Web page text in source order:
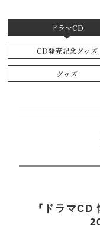
た！
2024/1/11
屋敷シマ先生「憐れ
しました！
ドラマCD
CD発売記念グッズ
グッズ
『ドラマCD